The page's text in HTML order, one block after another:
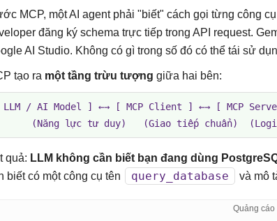
MCP, một AI agent phải "biết" cách gọi từng công
đăng ký schema trực tiếp trong API request.
AI Studio. Không có gì trong số đó có thể tái sử
tạo ra một tầng trừu tượng giữa hai bên:
/ AI Model ] ←→ [ MCP Client ] ←→ [ MCP
(Năng lực tư duy)   (Giao tiếp chuẩn)
quả: LLM không cần biết bạn đang dùng
biết có một công cụ tên
query_database và mô